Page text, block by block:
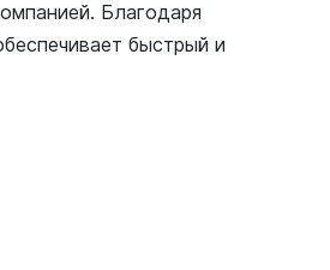
Благодаря
быстрый и